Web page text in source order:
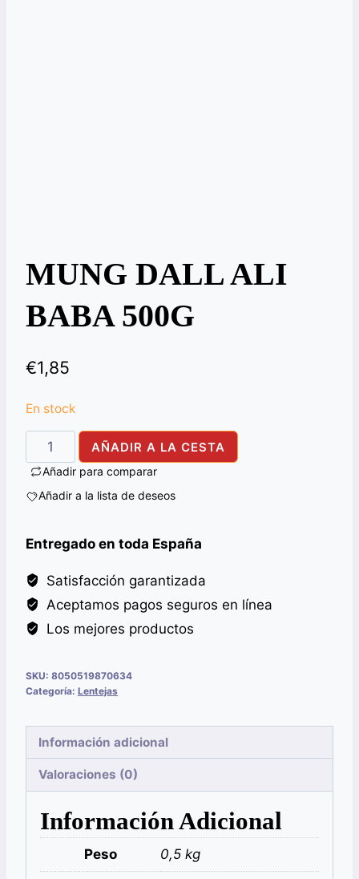
MUNG DALL ALI
BABA 500G
€1,85
En stock
MUNG
DALL
BABA
cantidad
AÑADIR A LA CESTA
Añadir para comparar
Añadir a la lista de deseos
Entregado en toda España
Satisfacción garantizada
Aceptamos pagos seguros en línea
Los mejores productos
SKU: 8050519870634
Categoría: Lentejas
Información adicional
Valoraciones (0)
Información Adicional
Peso 0,5 kg